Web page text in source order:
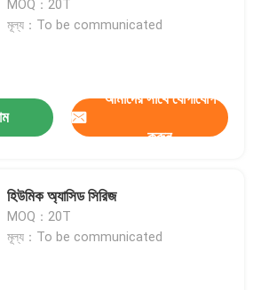
MOQ：20T
মূল্য：To be communicated
আমাদের সাথে যোগাযোগ
করুন
হিউমিক অ্যাসিড সিরিজ
MOQ：20T
মূল্য：To be communicated